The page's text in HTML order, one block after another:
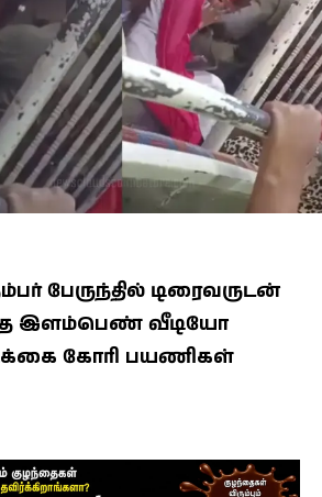
பேருந்தில் டிரைவருடன்
இளம்பெண் வீடியோ
கோரி பயணிகள்